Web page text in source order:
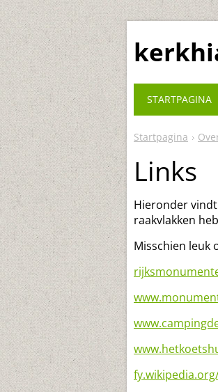
Startpagina
Links
Hieronder
raakvlakken
Misschien leuk
STARTPAGINA